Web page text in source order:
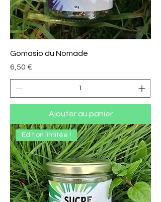
Gomasio du Nomade
Prix
6,50 €
Ajouter au panier
Edition limitée !